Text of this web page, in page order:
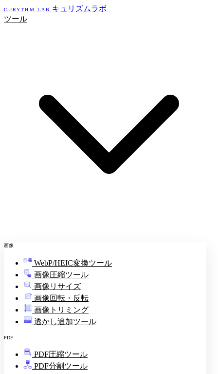
CURYTHM LAB
キュリズムラボ
ツール
画像
WebP/HEIC変換ツール
画像圧縮ツール
画像リサイズ
画像回転・反転
画像トリミング
透かし追加ツール
PDF
PDF圧縮ツール
PDF分割ツール